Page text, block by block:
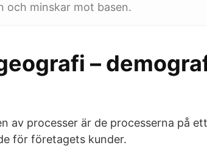
och minskar mot basen.
–
av processer är de processerna på
för företagets kunder.